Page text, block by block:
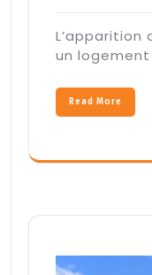
L’apparition
un logement
Read More